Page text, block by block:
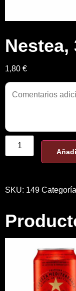
Nestea,
1,80 €
SKU: 149